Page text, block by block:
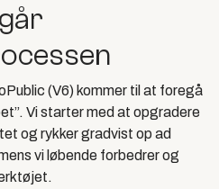
(V6) kommer til at foregå
Vi starter med at opgradere
og rykker gradvist op ad
vi løbende forbedrer og